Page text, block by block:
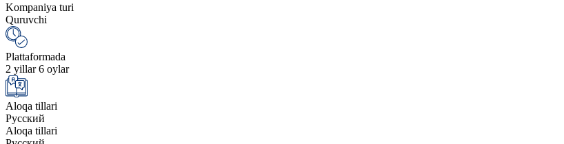
Kompaniya turi
Quruvchi
Plattaformada
2 yillar 6 oylar
Aloqa tillari
Русский
Aloqa tillari